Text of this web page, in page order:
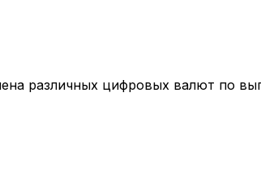
различных цифровых валют по